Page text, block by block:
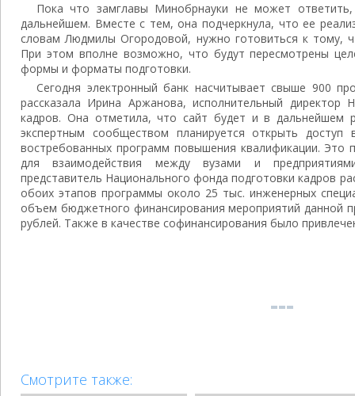
Пока что замглавы Минобрнауки не может
дальнейшем. Вместе с тем, она подчеркнула, что ее
словам Людмилы Огородовой, нужно готовиться к тому,
При этом вполне возможно, что будут пересмотрены
формы и форматы подготовки.
Сегодня электронный банк насчитывает свыше 900
рассказала Ирина Аржанова, исполнительный директор
кадров. Она отметила, что сайт будет и в дальнейшем
экспертным сообществом планируется открыть
востребованных программ повышения квалификации. Это
для взаимодействия между вузами и
представитель Национального фонда подготовки кадров
обоих этапов программы около 25 тыс. инженерных
объем бюджетного финансирования мероприятий данной
рублей. Также в качестве софинансирования было
Смотрите также: